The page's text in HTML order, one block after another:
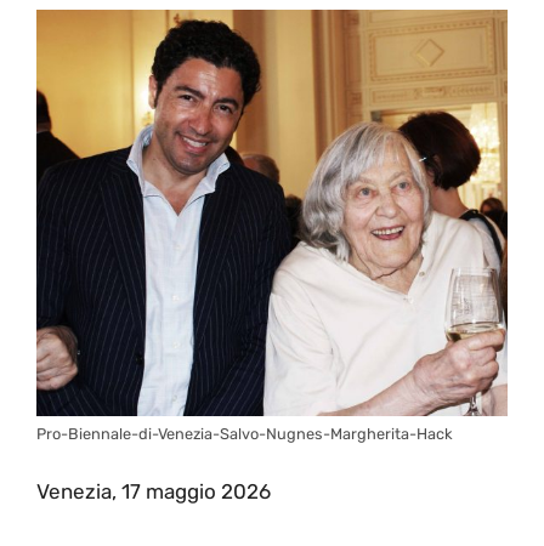
Pro-Biennale-di-Venezia-Salvo-Nugnes-Margherita-Hack
Venezia, 17 maggio 2026